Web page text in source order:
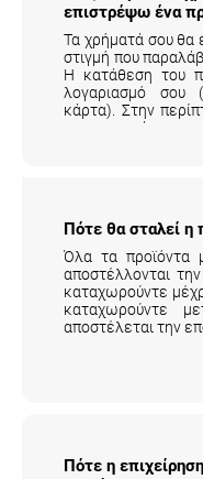
Τα χρήματά σου θα
στιγμή που
Η κατάθεση του
λογαριασμό σου
κάρτα). Στην
μεταφορικά της
επιβαρύνουν τον
Όλα τα προϊόντα
αποστέλλονται
καταχωρούντε
καταχωρούντε
αποστέλεται την
ένα προϊόν;